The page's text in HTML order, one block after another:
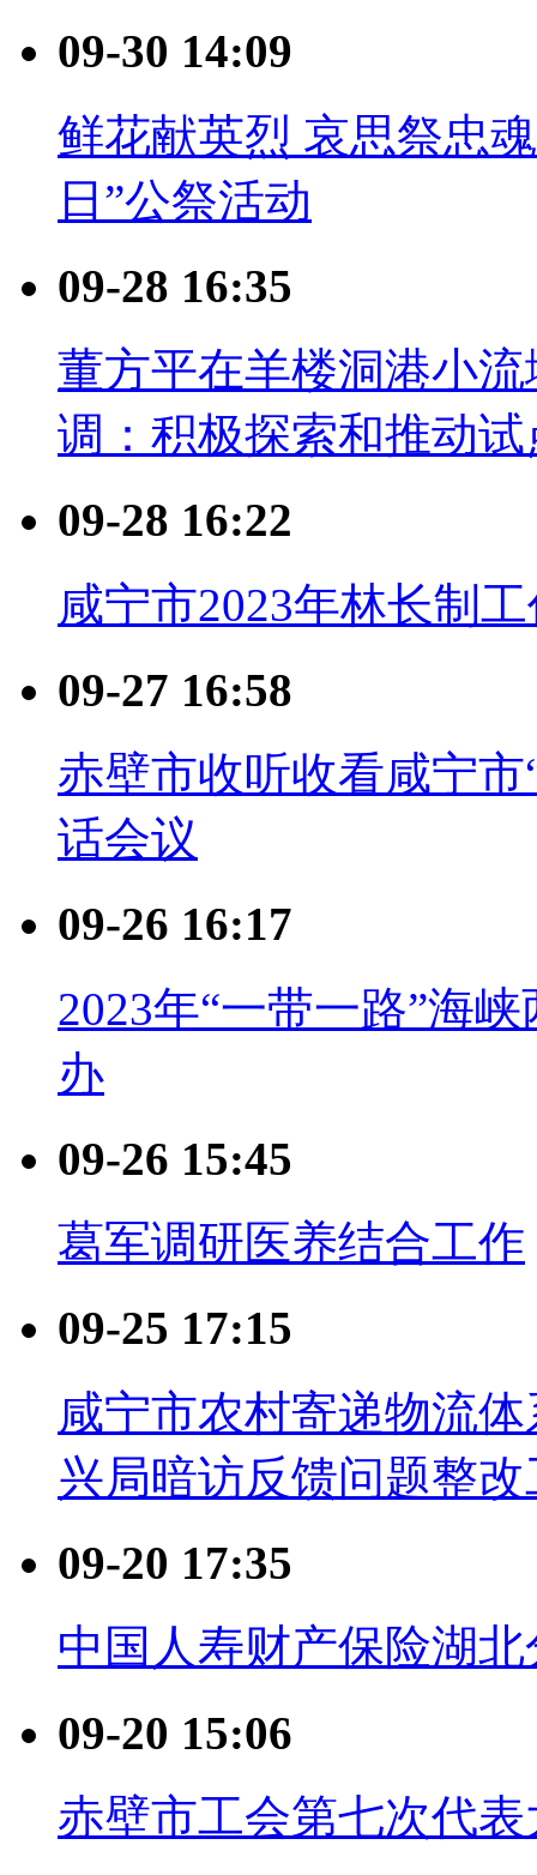
09-30 14:09
鲜花献英烈 哀思祭忠
日”公祭活动
09-28 16:35
董方平在羊楼洞港小
调：积极探索和推动
09-28 16:22
咸宁市2023年林长制
09-27 16:58
赤壁市收听收看咸宁
话会议
09-26 16:17
2023年“一带一路”海
办
09-26 15:45
葛军调研医养结合工作
09-25 17:15
咸宁市农村寄递物流
兴局暗访反馈问题整改
09-20 17:35
中国人寿财产保险湖
09-20 15:06
赤壁市工会第七次代